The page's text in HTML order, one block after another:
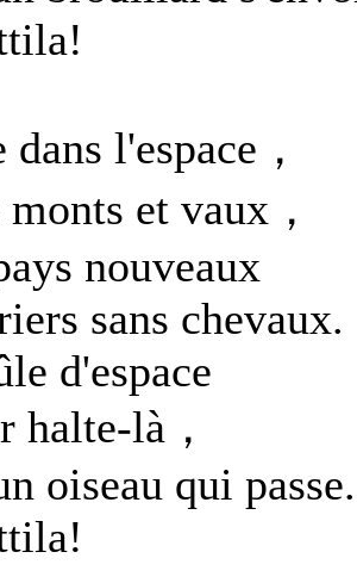
l'espace，
et vaux，
nouveaux
sans chevaux.
d'espace
halte-là，
oiseau qui passe.